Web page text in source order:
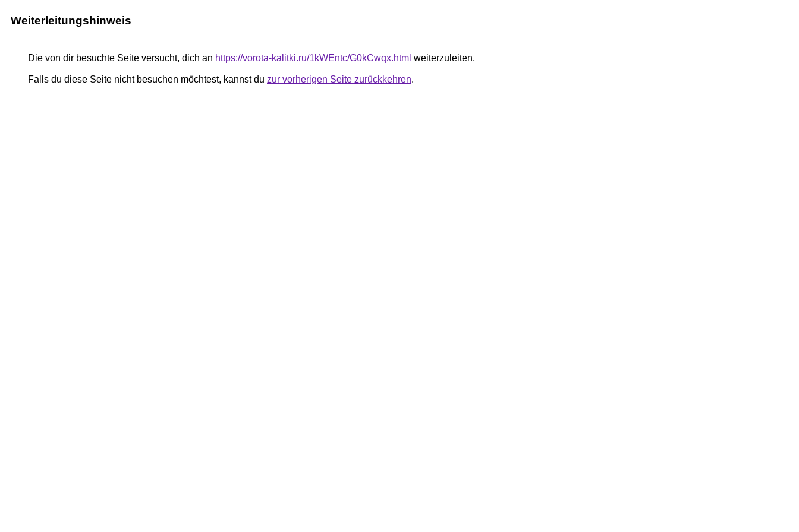
Weiterleitungshinweis
Die von dir besuchte Seite versucht, dich an https://vorota-kalitki.ru/1kWEntc/G0kCwqx.html weiterzuleiten.
Falls du diese Seite nicht besuchen möchtest, kannst du zur vorherigen Seite zurückkehren.